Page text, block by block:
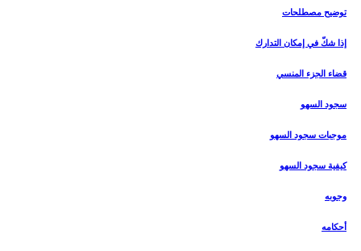
توضيح مصطلحات
إذا شكّ في إمكان التدارك
قضاء الجزء المنسي
سجود السهو
موجبات سجود السهو
كيفية سجود السهو
وجوبه
أحكامه